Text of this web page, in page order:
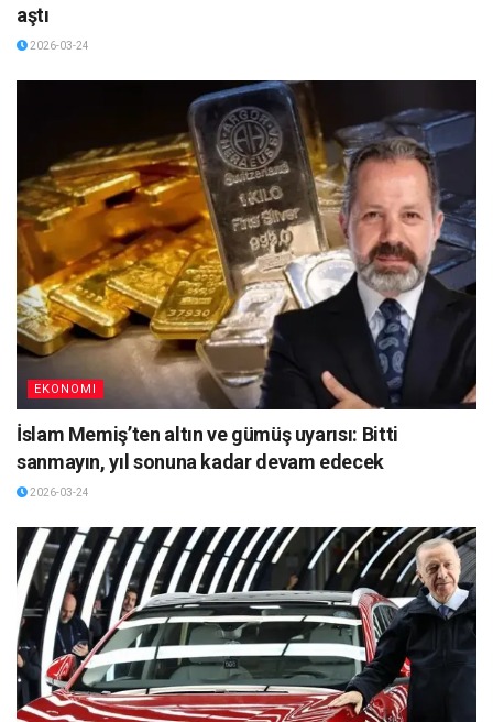
aştı
2026-03-24
EKONOMI
İslam Memiş’ten altın ve gümüş uyarısı: Bitti
sanmayın, yıl sonuna kadar devam edecek
2026-03-24